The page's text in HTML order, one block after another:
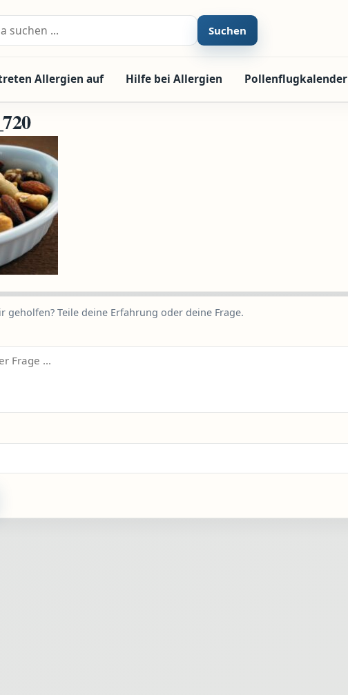
Suchen
Allergien auf Hilfe bei Allergien Pollenflugkalender
geholfen? Teile deine Erfahrung oder deine Frage.